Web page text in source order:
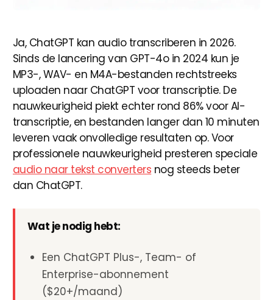
Ja, ChatGPT kan audio transcriberen in 2026.
Sinds de lancering van GPT-4o in 2024 kun je
MP3-, WAV- en M4A-bestanden rechtstreeks
uploaden naar ChatGPT voor transcriptie. De
nauwkeurigheid piekt echter rond 86% voor AI-
transcriptie, en bestanden langer dan 10 minuten
leveren vaak onvolledige resultaten op. Voor
professionele nauwkeurigheid presteren speciale
audio naar tekst converters nog steeds beter
dan ChatGPT.
Wat je nodig hebt:
Een ChatGPT Plus-, Team- of
Enterprise-abonnement
($20+/maand)